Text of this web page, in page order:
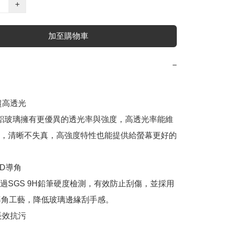
+
加至購物車
−
高透光
玻璃擁有更優異的透光率與強度，高透光率能維
清晰不失真，高強度特性也能提供給螢幕更好的
導角
SGS 9H鉛筆硬度檢測，有效防止刮傷，並採用
工藝，降低玻璃邊緣刮手感。
效抗污